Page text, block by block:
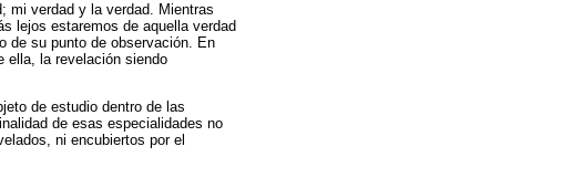
mi verdad y la verdad. Mientras
lejos estaremos de aquella verdad
de su punto de observación. En
ella, la revelación siendo
de estudio dentro de las
de esas especialidades no
ni encubiertos por el